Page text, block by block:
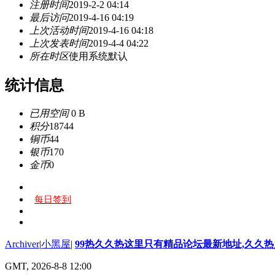
注册时间2019-2-2 04:14
最后访问2019-4-16 04:19
上次活动时间2019-4-16 04:18
上次发表时间2019-4-4 04:22
所在时区使用系统默认
统计信息
已用空间0 B
积分18744
铜币44
银币170
金币0
每日签到
Archiver|小黑屋| 99热久久热这里只有精品论坛最新地址,久久
GMT, 2026-8-8 12:00